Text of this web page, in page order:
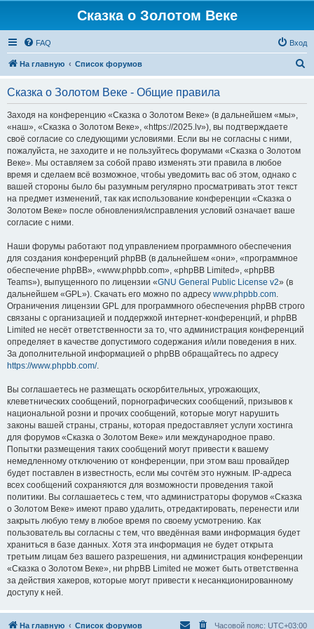
Сказка о Золотом Веке
FAQ Вход
На главную Список форумов
Сказка о Золотом Веке - Общие правила
Заходя на конференцию «Сказка о Золотом Веке» (в дальнейшем «мы»,
«наш», «Сказка о Золотом Веке», «https://2025.lv»), вы подтверждаете
своё согласие со следующими условиями. Если вы не согласны с ними,
пожалуйста, не заходите и не пользуйтесь форумами «Сказка о Золотом
Веке». Мы оставляем за собой право изменять эти правила в любое
время и сделаем всё возможное, чтобы уведомить вас об этом, однако с
вашей стороны было бы разумным регулярно просматривать этот текст
на предмет изменений, так как использование конференции «Сказка о
Золотом Веке» после обновления/исправления условий означает ваше
согласие с ними.
Наши форумы работают под управлением программного обеспечения
для создания конференций phpBB (в дальнейшем «они», «программное
обеспечение phpBB», «www.phpbb.com», «phpBB Limited», «phpBB
Teams»), выпущенного по лицензии «GNU General Public License v2» (в
дальнейшем «GPL»). Скачать его можно по адресу www.phpbb.com.
Ограничения лицензии GPL для программного обеспечения phpBB строго
связаны с организацией и поддержкой интернет-конференций, и phpBB
Limited не несёт ответственности за то, что администрация конференций
определяет в качестве допустимого содержания и/или поведения в них.
За дополнительной информацией о phpBB обращайтесь по адресу
https://www.phpbb.com/.
Вы соглашаетесь не размещать оскорбительных, угрожающих,
клеветнических сообщений, порнографических сообщений, призывов к
национальной розни и прочих сообщений, которые могут нарушить
законы вашей страны, страны, которая предоставляет услуги хостинга
для форумов «Сказка о Золотом Веке» или международное право.
Попытки размещения таких сообщений могут привести к вашему
немедленному отключению от конференции, при этом ваш провайдер
будет поставлен в известность, если мы сочтём это нужным. IP-адреса
всех сообщений сохраняются для возможности проведения такой
политики. Вы соглашаетесь с тем, что администраторы форумов «Сказка
о Золотом Веке» имеют право удалить, отредактировать, перенести или
закрыть любую тему в любое время по своему усмотрению. Как
пользователь вы согласны с тем, что введённая вами информация будет
храниться в базе данных. Хотя эта информация не будет открыта
третьим лицам без вашего разрешения, ни администрация конференции
«Сказка о Золотом Веке», ни phpBB Limited не может быть ответственна
за действия хакеров, которые могут привести к несанкционированному
доступу к ней.
На главную Список форумов Часовой пояс: UTC+03:00